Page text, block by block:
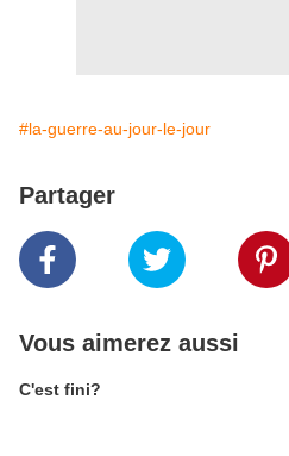
#la-guerre-au-jour-le-jour
Partager
Vous aimerez aussi
C'est fini?